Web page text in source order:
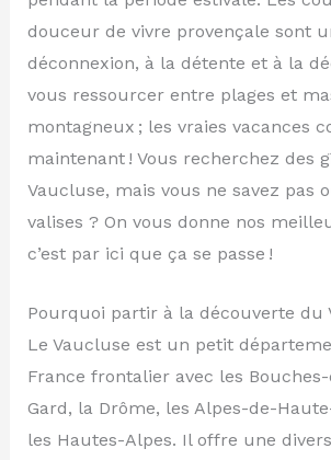
douceur de vivre provençale sont
déconnexion, à la détente et à la
vous ressourcer entre plages et
montagneux ; les vraies vacances
maintenant ! Vous recherchez des
Vaucluse, mais vous ne savez pas
valises ? On vous donne nos
c’est par ici que ça se passe !
Pourquoi partir à la découverte du
Le Vaucluse est un petit
France frontalier avec les
Gard, la Drôme, les Alpes-de-
les Hautes-Alpes. Il offre une